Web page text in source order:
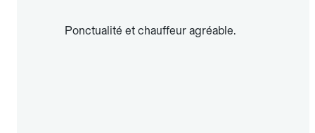
Ponctualité et chauffeur agréable.